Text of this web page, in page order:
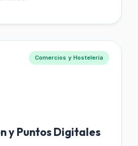
Comercios y Hostelería
y Puntos Digitales